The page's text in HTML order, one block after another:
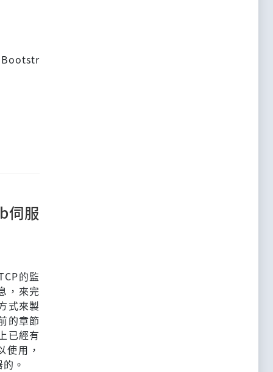
Bootstr
伺服
的監
，來完
式來製
的章節
已經有
用，
。